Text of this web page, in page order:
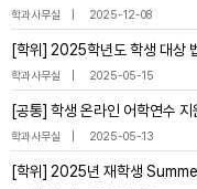
학과사무실 2025-12-08
[학위] 2025학년도 학생 대상
학과사무실 2025-05-15
[공통] 학생 온라인 어학연수
학과사무실 2025-05-13
[학위] 2025년 재학생